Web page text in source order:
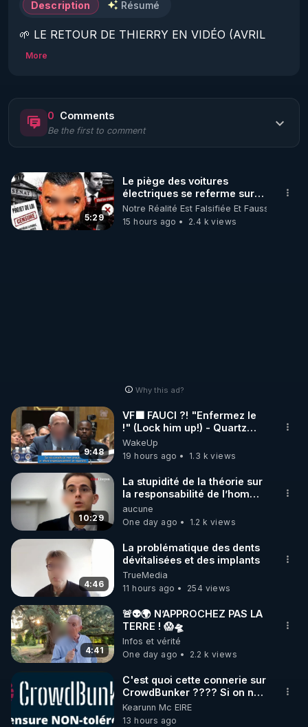
Description Résumé
🌱 LE RETOUR DE THIERRY EN VIDÉO (AVRIL
2022)!
https://www.rgnr.fr/presentation.html
🌱 LE MAGAZINE RÉGÉNÈRE
🌱 LA BOUTIQUE DU MAGAZINE
Pour obtenir les anciens numéros que vous avez
🌱 INSTAGRAM
https://www.instagram.com/rdlr_thierrycasasnovas/
http://rgnr.li/instagram
🌱 LA NEWSLETTER
Pour ne pas rater l’actualité RGNR (stages,
http://rgnr.li/news
🌱 VIDÉOS NON CENSURÉES SUR ODYSEE
Toutes les vidéos Youtube sont aussi sur la
http://rgnr.li/odysee
🌱 LES STAGES EN PRÉSENTIEL
http://rgnr.li/stages
More
0 Comments
Be the first to comment
5:29
Le piège des voitures
électriques se referme sur
les usagers !
Notre Réalité Est Falsifiée Et Fausse
15 hours ago
2.4 k views
Why this ad?
9:48
VF🟩 FAUCI ?! "Enfermez le
!" (Lock him up!) - Quartz
Traduction
WakeUp
19 hours ago
1.3 k views
10:29
La stupidité de la théorie sur
la responsabilité de l’homme
concernant le dioxyde de
carbone.
aucune
One day ago
1.2 k views
4:46
La problématique des dents
dévitalisées et des implants
TrueMedia
11 hours ago
254 views
4:41
🚨👽🌍 N’APPROCHEZ PAS LA
TERRE ! 😱🛸
Infos et vérité
One day ago
2.2 k views
C'est quoi cette connerie sur
CrowdBunker ???? Si on ne
peut plus publier, c'est un
peu de la censure. Ne payez
Kearunn Mc EIRE
13 hours ago